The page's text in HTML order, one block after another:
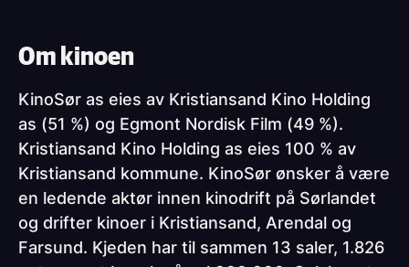
Om kinoen
KinoSør as eies av Kristiansand Kino Holding
as (51 %) og Egmont Nordisk Film (49 %).
Kristiansand Kino Holding as eies 100 % av
Kristiansand kommune. KinoSør ønsker å være
en ledende aktør innen kinodrift på Sørlandet
og drifter kinoer i Kristiansand, Arendal og
Farsund. Kjeden har til sammen 13 saler, 1.826